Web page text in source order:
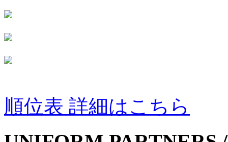
順位表 詳細はこちら